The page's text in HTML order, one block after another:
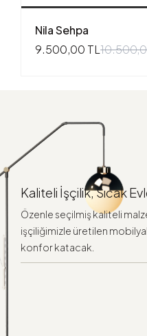
Nila Sehpa
9.500,00 TL
Kaliteli İşçilik, Sıcak
Özenle seçilmiş kaliteli
işçiliğimizle üretilen
konfor katacak.